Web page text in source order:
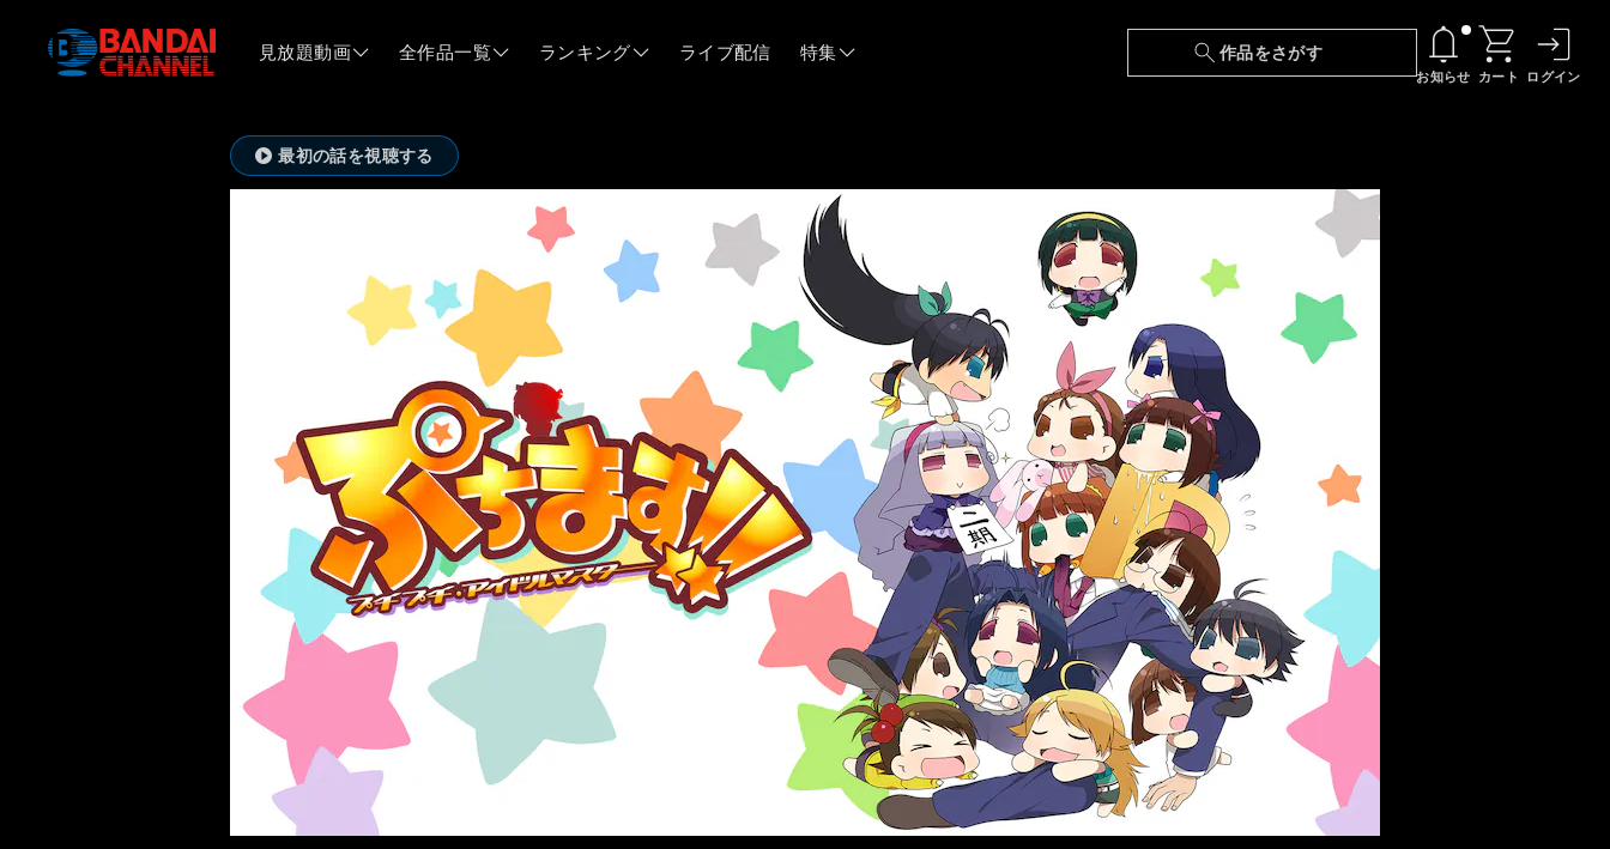
見放題動画 全作品一覧 ランキング ライブ配信 特集 作品をさがす
お知らせ
06/03
『最強の王様、二度目の人生は何をする？』第
24話 配信日変更のお知らせ
【障害】映像再生における不具合に関しまして
05/14
【日本語字幕】【セリフ検索】新規追加のお知
らせ
04/28
【障害】Android TVにおける不具合に関しまし
て
カート ログイン
最初の話を視聴する